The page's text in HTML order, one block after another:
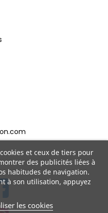
et ceux de tiers pour
des publicités liées à
habitudes de navigation.
à son utilisation, appuyez
les cookies